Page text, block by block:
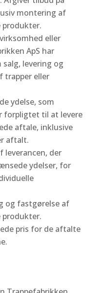
montering af
produkter.
eller
ApS har
levering og
trapper eller
ydelse, som
forpligtet til at levere
aftale, inklusive
aftalt.
leverancen, der
ydelser, for
og fastgørelse af
produkter.
pris for de aftalte